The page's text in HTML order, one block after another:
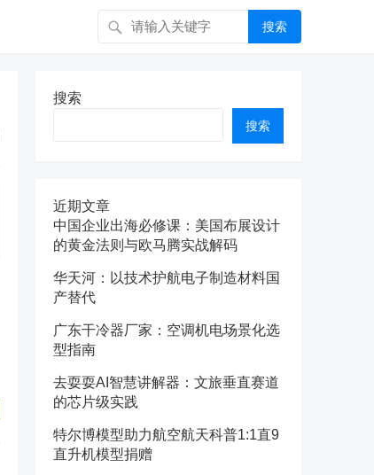
搜索
搜索
搜索
近期文章
中国企业出海必修课：美国布展设计
的黄金法则与欧马腾实战解码
华天河：以技术护航电子制造材料国
产替代
广东干冷器厂家：空调机电场景化选
型指南
去耍耍AI智慧讲解器：文旅垂直赛道
的芯片级实践
特尔博模型助力航空航天科普1:1直9
直升机模型捐赠